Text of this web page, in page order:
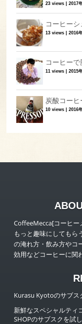
23 views |2017
コーヒー
13 views |2016
コーヒー
11 views |2015
炭酸コーヒ
10 views |2016
CoffeeMecca[コーヒ
もっと趣味にしてもら
の淹れ方・飲み方やコ
効用などコーヒーに関
Kurasu Kyotoのサブス
新鮮なスペシャルティ
SHOPのサブスクを試